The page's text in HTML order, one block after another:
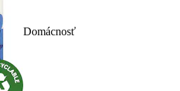
Domácnosť